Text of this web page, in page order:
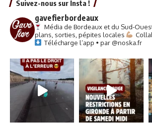
Suivez-nous sur Insta !
gavefierbordeaux
Média de Bordeaux et du Sud-
plans, sorties, pépites locales
Télécharge l’app • par @noska.fr